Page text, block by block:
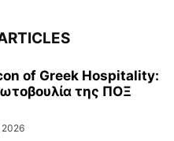
of Greek Hospitality:
της ΠΟΞ
2026